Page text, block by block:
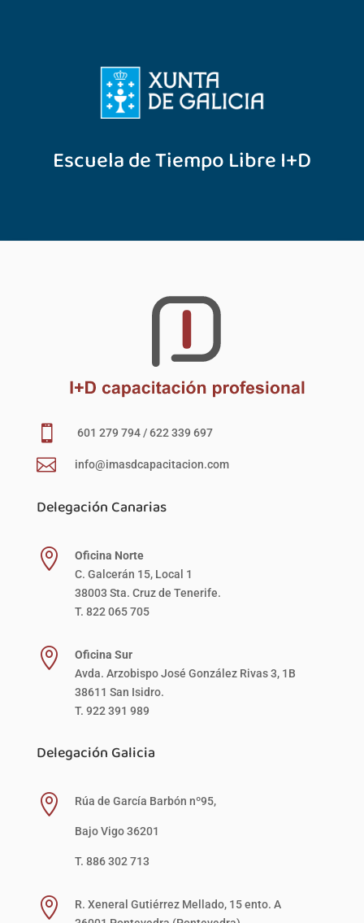
Escuela de Tiempo Libre I+D
 601 279 794 / 622 339 697
 info@imasdcapacitacion.com
Delegación Canarias

Oficina Norte
C. Galcerán 15, Local 1
38003 Sta. Cruz de Tenerife.
T. 822 065 705

Oficina Sur
Avda. Arzobispo José González Rivas 3, 1B
38611 San Isidro.
T. 922 391 989
Delegación Galicia
 Rúa de García Barbón nº95,
Bajo Vigo 36201
T. 886 302 713

R. Xeneral Gutiérrez Mellado, 15 ento. A